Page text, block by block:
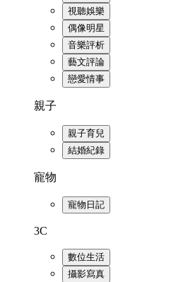
視聽娛樂
偶像明星
音樂評析
藝文評論
戀愛情事
親子
親子育兒
結婚紀錄
寵物
寵物日記
3C
數位生活
攝影寫真